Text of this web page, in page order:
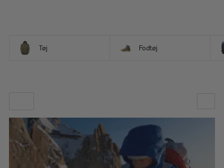
Tøj Fodtøj
VORES ANBEFALING
PRIS LAV TIL HØJ
PRIS HØJ TIL LAV